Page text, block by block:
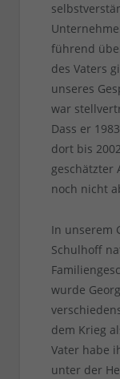
führend
des Vaters
unseres
war
Dass er
dort bis
geschätzter
noch nicht
In unserem
Schulhoff
wurde
dem Krieg
Vater habe
unter der